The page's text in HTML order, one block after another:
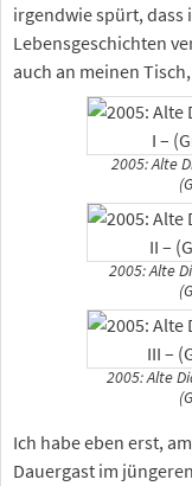
irgendwie spürt, dass
Lebensgeschichten
auch an meinen
2005: Alte
2005: Alte
2005: Alte
Ich habe eben erst,
Dauergast im